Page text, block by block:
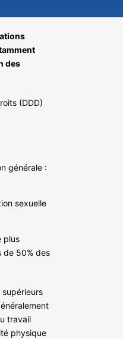
des
(DDD)
générale :
sexuelle
plus
de 50% des
supérieurs
travail
physique